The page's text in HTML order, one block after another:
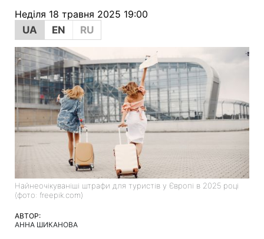
Неділя 18 травня 2025 19:00
UA
EN RU
Найнеочікуваніші штрафи для туристів у Європі в 2025 році
(фото: freepik.com)
АВТОР:
АННА ШИКАНОВА